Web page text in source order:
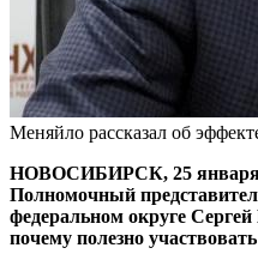
Меняйло рассказал об
НОВОСИБИРСК, 25 января,
Полномочный
федеральном округе
почему полезно